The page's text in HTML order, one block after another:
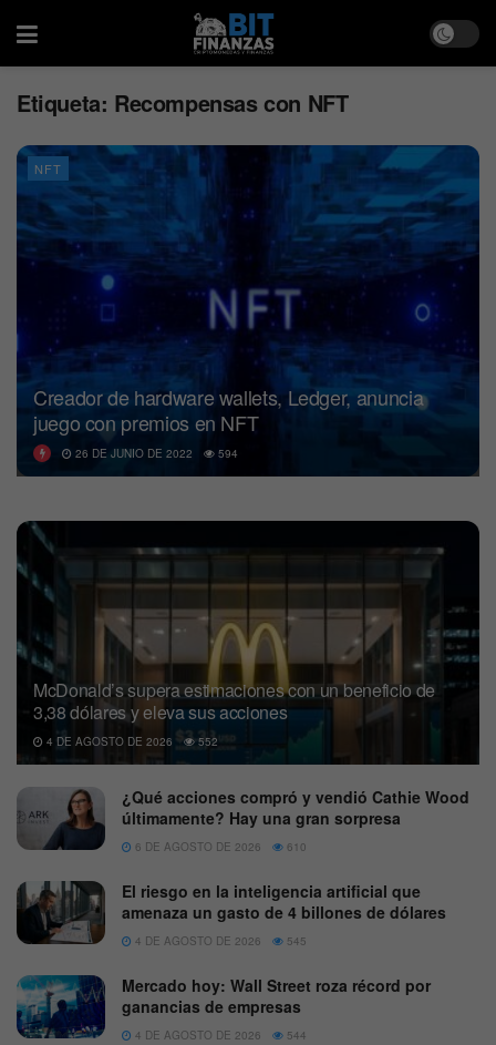
Etiqueta: Recompensas con NFT
NFT
Creador de hardware wallets, Ledger, anuncia
juego con premios en NFT
26 DE JUNIO DE 2022 594
McDonald’s supera estimaciones con un beneficio de
3,38 dólares y eleva sus acciones
4 DE AGOSTO DE 2026 552
¿Qué acciones compró y vendió Cathie Wood
últimamente? Hay una gran sorpresa
6 DE AGOSTO DE 2026 610
El riesgo en la inteligencia artificial que
amenaza un gasto de 4 billones de dólares
4 DE AGOSTO DE 2026 545
Mercado hoy: Wall Street roza récord por
ganancias de empresas
4 DE AGOSTO DE 2026 544